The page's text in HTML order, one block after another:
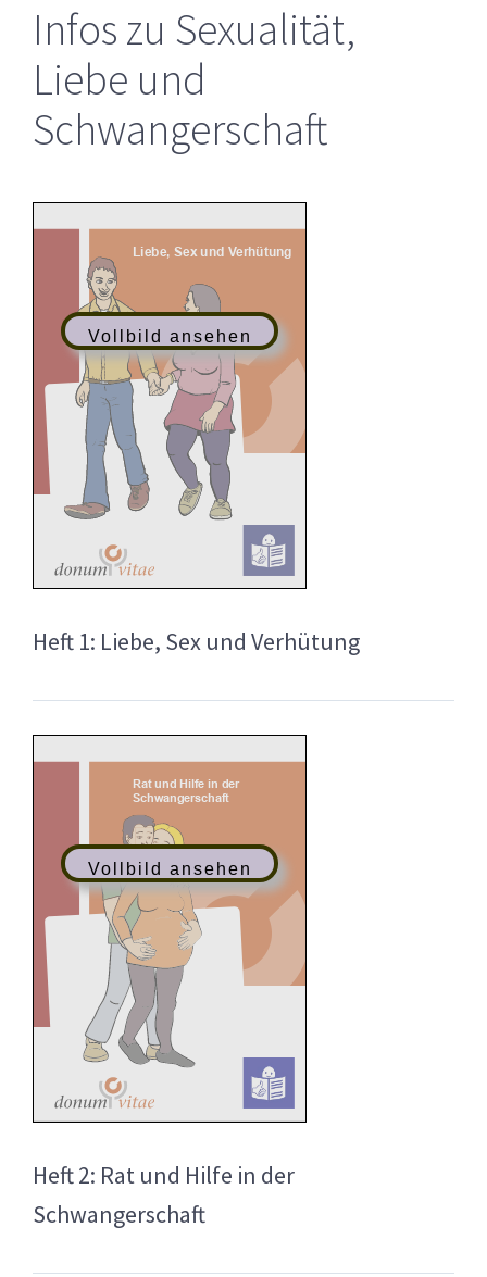
Infos zu Sexualität,
Liebe und
Schwangerschaft
Vollbild ansehen
Heft 1: Liebe, Sex und Verhütung
Vollbild ansehen
Heft 2: Rat und Hilfe in der
Schwangerschaft